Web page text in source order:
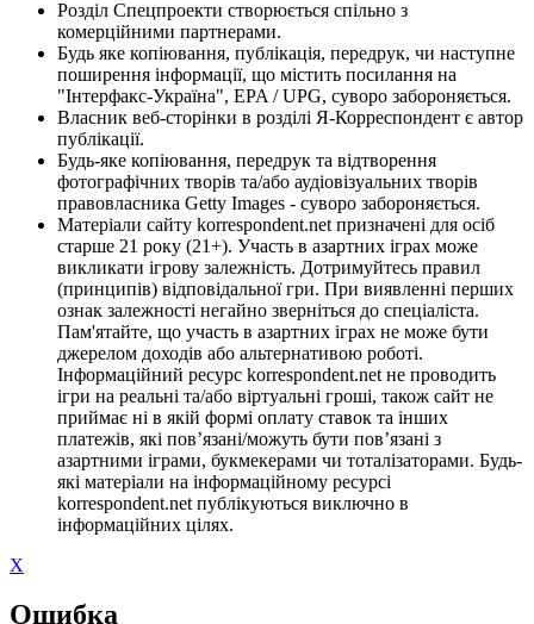
Розділ Спецпроекти створюється спільно з
комерційними партнерами.
Будь яке копіювання, публікація, передрук, чи наступне
поширення інформації, що містить посилання на
"Інтерфакс-Україна", EPA / UPG, суворо забороняється.
Власник веб-сторінки в розділі Я-Корреспондент є автор
публікації.
Будь-яке копіювання, передрук та відтворення
фотографічних творів та/або аудіовізуальних творів
правовласника Getty Images - суворо забороняється.
Матеріали сайту korrespondent.net призначені для осіб
старше 21 року (21+). Участь в азартних іграх може
викликати ігрову залежність. Дотримуйтесь правил
(принципів) відповідальної гри. При виявленні перших
ознак залежності негайно зверніться до спеціаліста.
Пам'ятайте, що участь в азартних іграх не може бути
джерелом доходів або альтернативою роботі.
Інформаційний ресурс korrespondent.net не проводить
ігри на реальні та/або віртуальні гроші, також сайт не
приймає ні в якій формі оплату ставок та інших
платежів, які пов’язані/можуть бути пов’язані з
азартними іграми, букмекерами чи тоталізаторами. Будь-
які матеріали на інформаційному ресурсі
korrespondent.net публікуються виключно в
інформаційних цілях.
X
Ошибка